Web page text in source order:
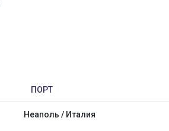
ПОРТ
Неаполь / Италия